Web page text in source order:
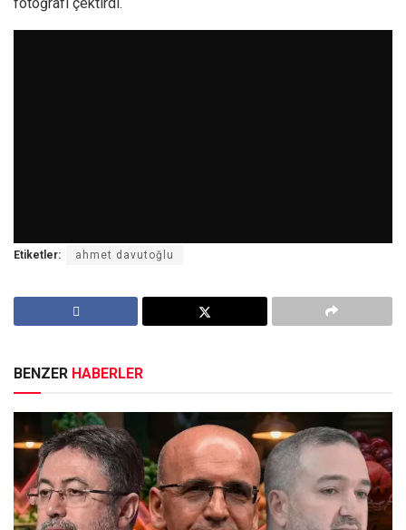
Etiketler: ahmet davutoğlu
BENZER HABERLER